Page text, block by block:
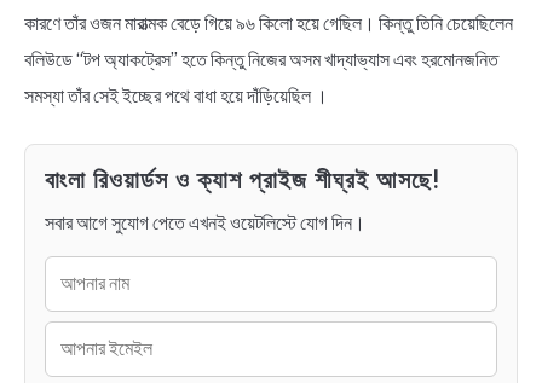
কারণে তাঁর ওজন মারাত্মক বেড়ে গিয়ে ৯৬ কিলো হয়ে গেছিল। কিন্তু তিনি চেয়েছিলেন
বলিউডে “টপ অ্যাকট্রেস” হতে কিন্তু নিজের অসম খাদ্যাভ্যাস এবং হরমোনজনিত
সমস্যা তাঁর সেই ইচ্ছের পথে বাধা হয়ে দাঁড়িয়েছিল ।
বাংলা রিওয়ার্ডস ও ক্যাশ প্রাইজ শীঘ্রই আসছে!
সবার আগে সুযোগ পেতে এখনই ওয়েটলিস্টে যোগ দিন।